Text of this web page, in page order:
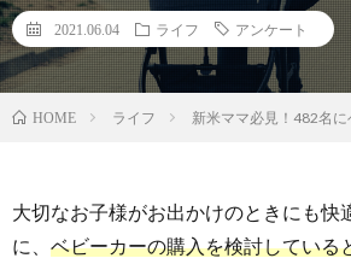
2021.06.04 ライフ アンケート
HOME ライフ 新米ママ必見！482名
大切なお子様がお出かけのときにも快
に、 ベビーカーの購入を検討している